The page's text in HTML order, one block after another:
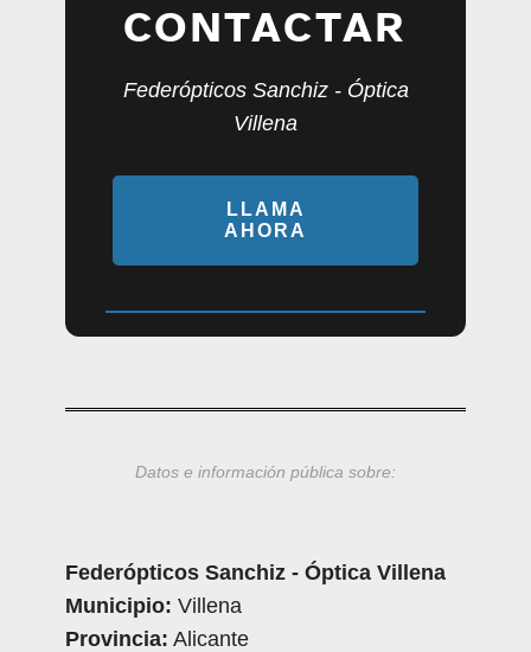
CONTACTAR
Federópticos Sanchiz - Óptica
Villena
LLAMA
AHORA
Datos e información pública sobre:
Federópticos Sanchiz - Óptica Villena
Municipio: Villena
Provincia: Alicante